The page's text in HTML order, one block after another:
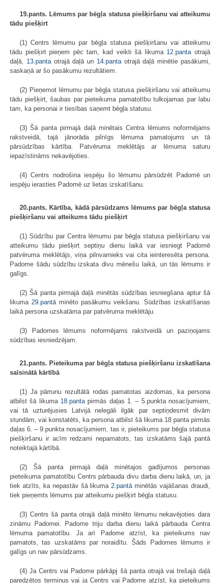
19.pants. Lēmums par bēgļa statusa piešķiršanu vai atteikumu
tādu piešķirt
(1) Centrs lēmumu par bēgļa statusa piešķiršanu vai atteikumu
tādu piešķirt pieņem pēc tam, kad veikti šā likuma 12.pantaotrajā
daļā, 13.pantaotrajā daļā un 14.pantaotrajā daļā minētie pasākumi,
saskaņā ar šo pasākumu rezultātiem.
(2) Pieņemot lēmumu par bēgļa statusa piešķiršanu vai atteikumu
tādu piešķirt, šaubas par pieteikuma pamatotību tulkojamas par labu
tam, ka personai ir tiesības saņemt bēgļa statusu.
(3) Šā panta pirmajā daļā minētais Centra lēmums noformējams
rakstveidā, tajā jānorāda pilnīgs lēmuma pamatojums un tā
pārsūdzības kārtība. Patvēruma meklētājs ar lēmuma saturu
iepazīstināms nekavējoties.
(4) Centrs nodrošina iespēju šo lēmumu pārsūdzēt Padomē un
iespēju ierasties Padomē uz lietas izskatīšanu.
20.pants. Kārtība, kādā pārsūdzams lēmums par bēgļa statusa
piešķiršanu vai atteikums tādu piešķirt
(1) Sūdzību par Centra lēmumu par bēgļa statusa piešķiršanu vai
atteikumu tādu piešķirt septiņu dienu laikā var iesniegt Padomē
patvēruma meklētājs, viņa pilnvarnieks vai cita ieinteresēta persona.
Padome šādu sūdzību izskata divu mēnešu laikā, un tās lēmums ir
galīgs.
(2) Šā panta pirmajā daļā minētās sūdzības iesniegšana aptur šā
likuma 29.pantāminēto pasākumu veikšanu. Sūdzības izskatīšanas
laikā persona uzskatāma par patvēruma meklētāju.
(3) Padomes lēmums noformējams rakstveidā un paziņojams
sūdzības iesniedzējam.
21.pants. Pieteikuma par bēgļa statusa piešķiršanu izskatīšana
saīsinātā kārtībā
(1) Ja pārrunu rezultātā rodas pamatotas aizdomas, ka persona
atbilst šā likuma 18.pantapirmās daļas 1. – 5.punkta nosacījumiem,
vai tā uzturējusies Latvijā nelegāli ilgāk par septiņdesmit divām
stundām, vai konstatēts, ka persona atbilst šā likuma 18 panta pirmās
daļas 6. – 9.punkta nosacījumiem, tas ir, pieteikums par bēgļa statusa
piešķiršanu ir acīm redzami nepamatots, tas izskatāms šajā pantā
noteiktajā kārtībā.
(2) Šā panta pirmajā daļā minētajos gadījumos personas
pieteikuma pamatotību Centrs pārbauda divu darba dienu laikā, un, ja
tiek atzīts, ka nepastāv šā likuma2.pantāminētās vajāšanas draudi,
tiek pieņemts lēmums par atteikumu piešķirt bēgļa statusu.
(3) Centrs šā panta otrajā daļā minēto lēmumu nekavējoties dara
zināmu Padomei. Padome triju darba dienu laikā pārbauda Centra
lēmuma pamatotību. Ja arī Padome atzīst, ka pieteikums nav
pamatots, tas uzskatāms par noraidītu. Šāds Padomes lēmums ir
galīgs un nav pārsūdzams.
(4) Ja Centrs vai Padome pārkāpj šā panta otrajā vai trešajā daļā
paredzētos termiņus vai ja Centrs vai Padome atzīst, ka pieteikums